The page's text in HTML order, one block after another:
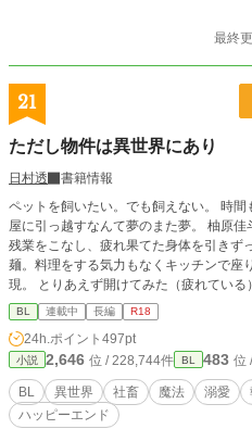
最終
21
ただし物件は異世界にあり
日村透
書籍情報
ペットを飼いたい。でも飼えない。 時
屋に引っ越すなんて夢のまた夢。 柚原佳斗（ゆはらけいと）は今日もサービス
残業をこなし、疲れ果てた身体を引きず
麺。料理をする気力もなくキッチンで座
現。 とりあえず開けてみた（疲れている）。 知らない部屋が見えたので入って
みた（疲れている）。 部屋の中には、やせて顔色の悪い男の子がひとり。 何か
食べさせてやらねばと使命感に駆られた
んを用意してあげた。 「俺、この子を食わせるために頑張る！」 毎日せっせと
食べさせたおかげで男の子はすくすく
な？ と気付いた時には立場が逆転。 相
そのまま己に返り、独占のための囲いが
BL 連載中 長編 R18
24h.ポイント 497pt
小説 2,646 位 / 228,744件 BL 483 位
BL 異世界 社畜 魔法 溺愛
ハッピーエンド